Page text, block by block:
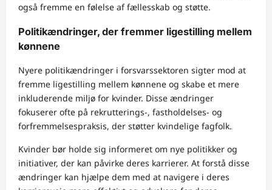
også fremme en følelse af fællesskab og støtte.
Politikændringer, der fremmer ligestilling mellem
kønnene
Nyere politikændringer i forsvarssektoren sigter mod at
fremme ligestilling mellem kønnene og skabe et mere
inkluderende miljø for kvinder. Disse ændringer
fokuserer ofte på rekrutterings-, fastholdelses- og
forfremmelsespraksis, der støtter kvindelige fagfolk.
Kvinder bør holde sig informeret om nye politikker og
initiativer, der kan påvirke deres karrierer. At forstå disse
ændringer kan hjælpe dem med at navigere i deres